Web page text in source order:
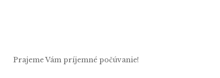
Prajeme Vám príjemné počúvanie!